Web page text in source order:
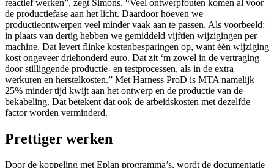
reactief werken”, zegt Simons. “Veel ontwerpfouten komen al voor
de productiefase aan het licht. Daardoor hoeven we
productieontwerpen veel minder vaak aan te passen. Als voorbeeld:
in plaats van dertig hebben we gemiddeld vijftien wijzigingen per
machine. Dat levert flinke kostenbesparingen op, want één wijziging
kost ongeveer driehonderd euro. Dat zit ‘m zowel in de vertraging
door stilliggende productie- en testprocessen, als in de extra
werkuren en herstelkosten.” Met Harness ProD is MTA namelijk
25% minder tijd kwijt aan het ontwerp en de productie van de
bekabeling. Dat betekent dat ook de arbeidskosten met dezelfde
factor worden verminderd.
Prettiger werken
Door de koppeling met Eplan programma’s, wordt de documentatie